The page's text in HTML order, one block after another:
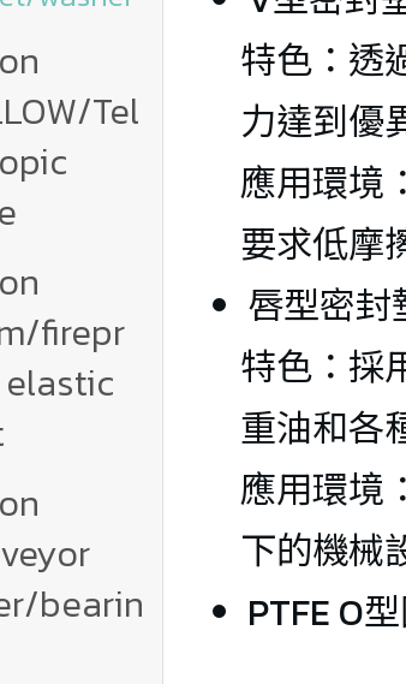
Tel
firepr
bearin
特色：透
力達到優
應用環境
要求低摩
唇型密封
特色：採
重油和
應用環境
下